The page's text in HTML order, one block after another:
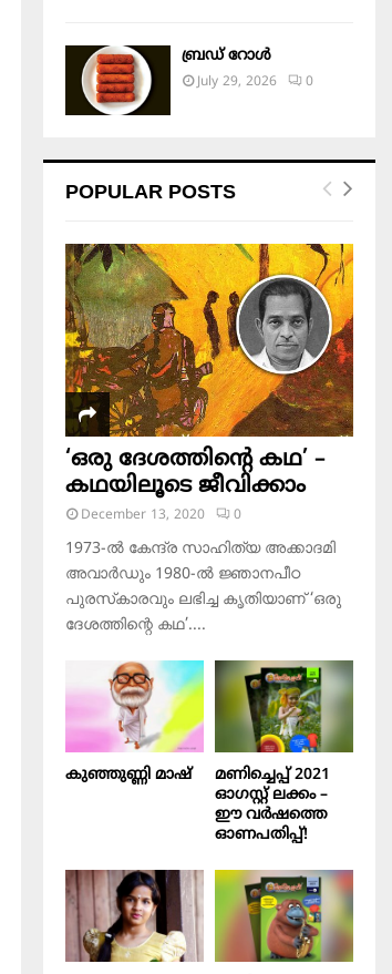
ബ്രഡ് റോൾ
July 29, 2026 0
POPULAR POSTS
‘ഒരു ദേശത്തിന്റെ കഥ’ –
കഥയിലൂടെ ജീവിക്കാം
December 13, 2020 0
1973-ല്‍ കേന്ദ്ര സാഹിത്യ അക്കാദമി
അവാര്‍ഡും 1980-ല്‍ ജ്ഞാനപീഠ
പുരസ്‌കാരവും ലഭിച്ച കൃതിയാണ് ‘ഒരു
ദേശത്തിന്റെ കഥ’....
കുഞ്ഞുണ്ണി മാഷ്‌
മണിച്ചെപ്പ് 2021
ഓഗസ്റ്റ് ലക്കം –
ഈ വർഷത്തെ
ഓണപതിപ്പ്!